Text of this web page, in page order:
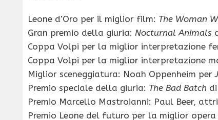
Leone d’Oro per il miglior film: The Woman
Gran premio della giuria: Nocturnal Animals
Coppa Volpi per la miglior interpretazione
Coppa Volpi per la miglior interpretazione
Miglior sceneggiatura: Noah Oppenheim per
Premio speciale della giuria: The Bad Batch
Premio Marcello Mastroianni: Paul Beer,
Premio Leone del futuro per la miglior opera